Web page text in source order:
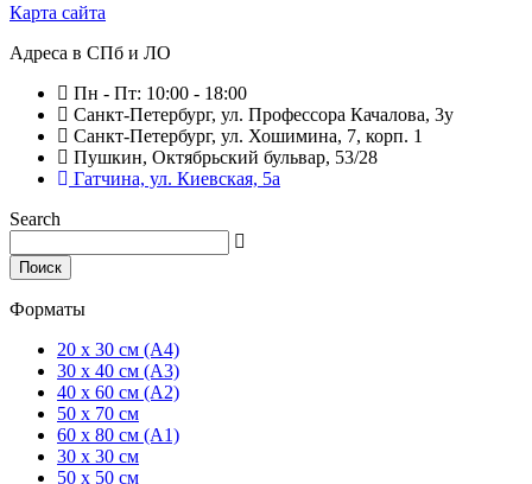
Карта сайта
Адреса в СПб и ЛО
Пн - Пт: 10:00 - 18:00
Санкт-Петербург, ул. Профессора Качалова, 3у
Санкт-Петербург, ул. Хошимина, 7, корп. 1
Пушкин, Октябрьский бульвар, 53/28
Гатчина, ул. Киевская, 5а
Search
Поиск
Форматы
20 x 30 см (А4)
30 x 40 см (А3)
40 x 60 см (А2)
50 x 70 см
60 x 80 см (А1)
30 x 30 см
50 x 50 см